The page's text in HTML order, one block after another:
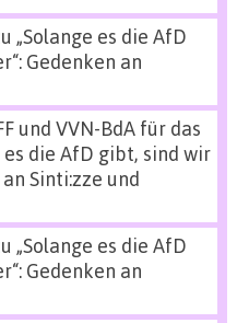
„Solange es die AfD
Gedenken an
und VVN-BdA für das
es die AfD gibt, sind wir
Sinti:zze und
„Solange es die AfD
Gedenken an